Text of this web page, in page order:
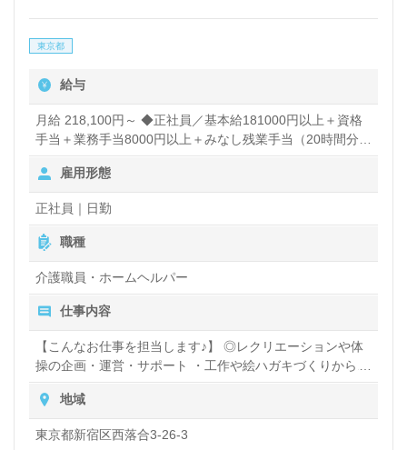
東京都
給与
月給 218,100円～ ◆正社員／基本給181000円以上＋資格
手当＋業務手当8000円以上＋みなし残業手当（20時間分）
＋インセンティブ 生活相談員の職務ができる方は、基本給
184000円以上＋相談員手当20000円＋資格手当＋業手当
9000円以上＋みなし残業手当（20時間分）＋インセンティ
ブ ※能力・意欲・前職給与などを考慮し、決定します。
※インセンティブは、各施設の成績に応じて、月5000円～
17000円を支給しています。 ★施設長には5万～10万円支
給しています。管理職へのスキルアップも可能です！ 【年
収例】 ◎30歳（経験7年）／350万円 ◎35歳（経験12年）
／400万円 ◎40歳（経験15年）／450万円
雇用形態
正社員｜日勤
職種
介護職員・ホームヘルパー
仕事内容
【こんなお仕事を担当します♪】 ◎レクリエーションや体
操の企画・運営・サポート ・工作や絵ハガキづくりから、
畑や花壇いじり、ぬか床づくりまで、 ご利用者様の意見も
取り入れながら企画し、当日の運営・サポートも担当いた
します。 ・畑の土づくりや花壇の植え替えといった下準備
も、スタッフ自ら行いますので、楽しく作業することがで
地域
東京都新宿区西落合3-26-3